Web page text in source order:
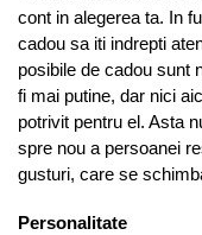
cont in alegerea ta. In
cadou sa iti indrepti
posibile de cadou sunt
fi mai putine, dar nici
potrivit pentru el. Asta
spre nou a persoanei
gusturi, care se
Personalitate